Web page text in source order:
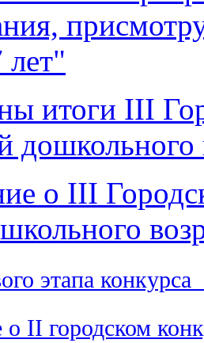
лет"
итоги III
дошкольного
о III
этапа
II городском